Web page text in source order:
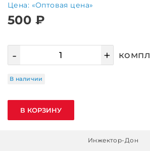
Цена: «Оптовая цена»
500 ₽
- + компл
В наличии
В КОРЗИНУ
Инжектор-Дон